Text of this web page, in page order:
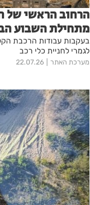
הרחוב הראשי של
מתחילת השבוע
בעקבות עבודות הרכבת
לגמרי לחניית כלי רכב
מערכת האתר 22.07.26